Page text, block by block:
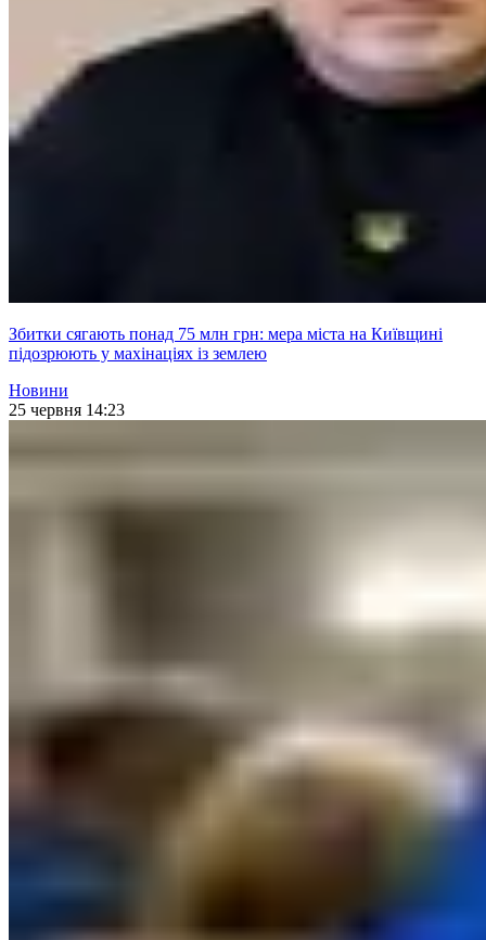
Збитки сягають понад 75 млн грн: мера міста на Київщині
підозрюють у махінаціях із землею
Новини
25 червня 14:23